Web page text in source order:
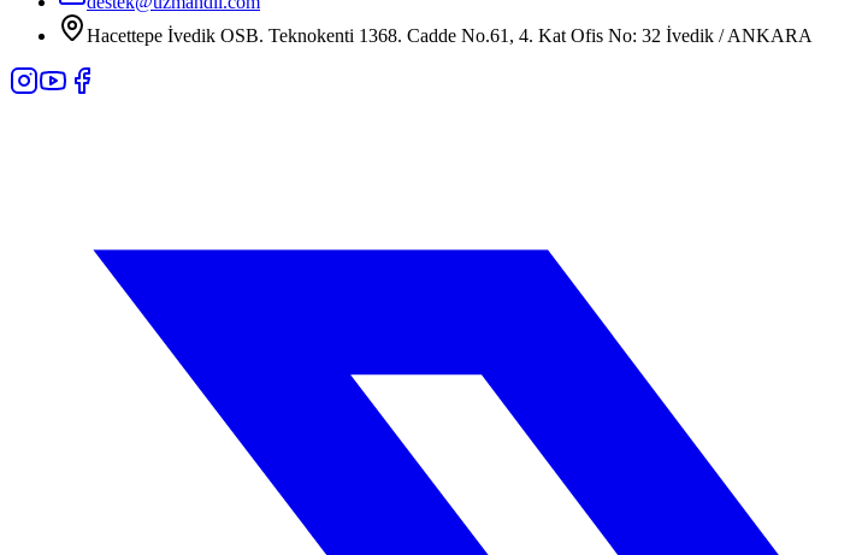
Hacettepe İvedik OSB. Teknokenti 1368. Cadde No.61, 4. Kat Ofis No: 32 İvedik / ANKARA